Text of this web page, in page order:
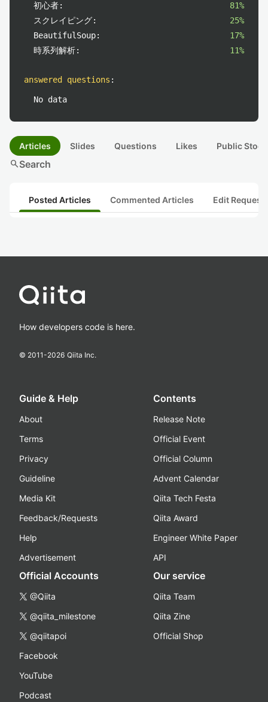
初心者:
81%
スクレイピング:
25%
BeautifulSoup:
17%
時系列解析:
11%
answered questions :
No data
Articles Slides Questions Likes Public
searchSearch
Posted Articles Commented Articles Edit
How developers code is here.
© 2011-2026 Qiita Inc.
Guide & Help
About
Terms
Privacy
Guideline
Media Kit
Feedback/Requests
Help
Advertisement
Contents
Release Note
Official Event
Official Column
Advent Calendar
Qiita Tech Festa
Qiita Award
Engineer White Paper
API
Official Accounts
@Qiita
@qiita_milestone
@qiitapoi
Facebook
YouTube
Podcast
Our service
Qiita Team
Qiita Zine
Official Shop